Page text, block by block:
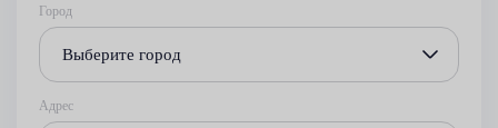
Город
Выберите город
Адрес